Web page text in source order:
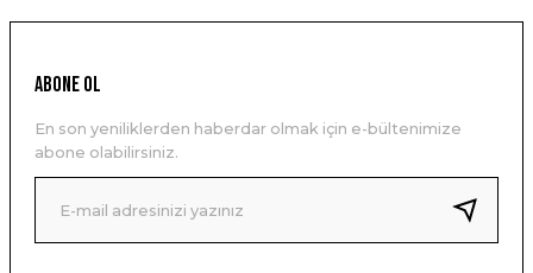
ABONE OL
En son yeniliklerden haberdar olmak için e-bültenimize
abone olabilirsiniz.